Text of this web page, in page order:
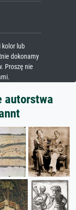
kolor lub
dokonamy
Proszę nie
autorstwa